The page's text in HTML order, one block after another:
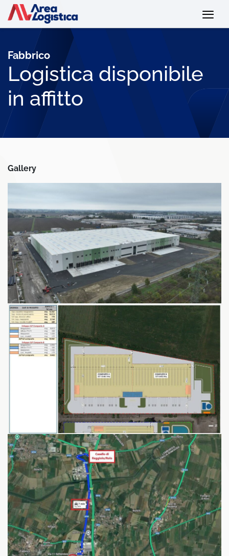
Fabbrico
Logistica disponibile
in affitto
Gallery